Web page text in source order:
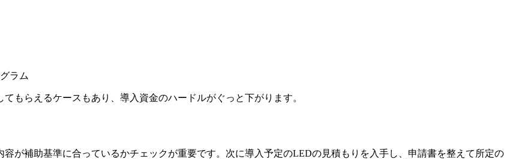
ラム
もらえるケースもあり、導入資金のハードルがぐっと下がります。
が補助基準に合っているかチェックが重要です。次に導入予定のLEDの見積もりを入手し、申請書を整えて所定の